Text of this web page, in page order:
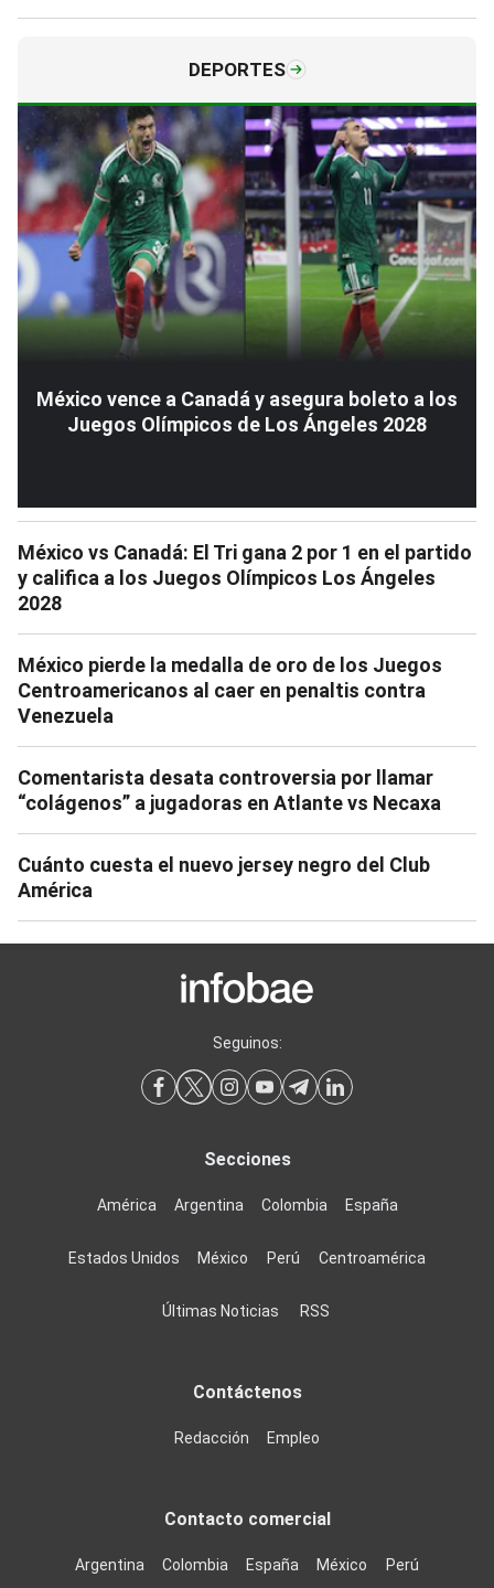
DEPORTES
México vence a Canadá y asegura boleto a los
Juegos Olímpicos de Los Ángeles 2028
México vs Canadá: El Tri gana 2 por 1 en el partido
y califica a los Juegos Olímpicos Los Ángeles
2028
México pierde la medalla de oro de los Juegos
Centroamericanos al caer en penaltis contra
Venezuela
Comentarista desata controversia por llamar
“colágenos” a jugadoras en Atlante vs Necaxa
Cuánto cuesta el nuevo jersey negro del Club
América
Seguinos:
Secciones
América Argentina Colombia España
Estados Unidos México Perú Centroamérica
Últimas Noticias RSS
Contáctenos
Redacción Empleo
Contacto comercial
Argentina Colombia España México Perú